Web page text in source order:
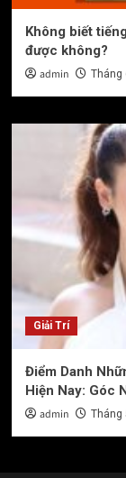
Không biết
được không?
admin Tháng
Giải Trí
Điểm Danh
Hiện Nay: Góc
admin Tháng